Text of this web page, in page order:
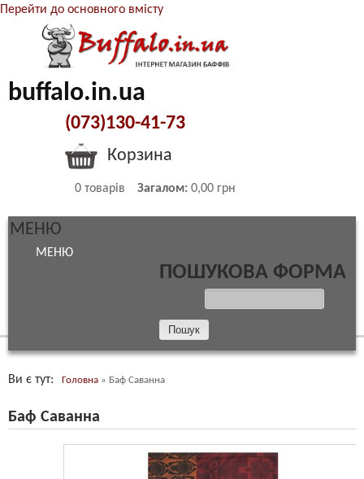
Перейти до основного вмісту
buffalo.in.ua
(073)130-41-73
Корзина
0 товарів Загалом: 0,00 грн
МЕНЮ
МЕНЮ
ПОШУКОВА ФОРМА
Ви є тут Головна » Баф Саванна
Баф Саванна